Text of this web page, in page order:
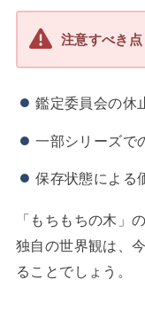
注意すべき点
鑑定委員会の休
一部シリーズで
保存状態による
「もちもちの木」
独自の世界観は、
ることでしょう。